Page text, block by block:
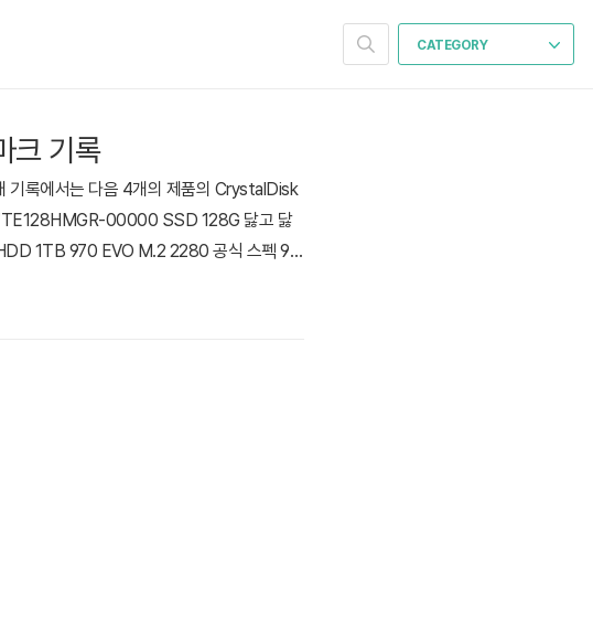
CATEGORY
크 기록
록에서는 다음 4개의 제품의 CrystalDisk
00000 SSD 128G 닳고 닳
1TB 970 EVO M.2 2280 공식 스펙 97
과 GC 지원인데 기능란에 왜 빠져있을